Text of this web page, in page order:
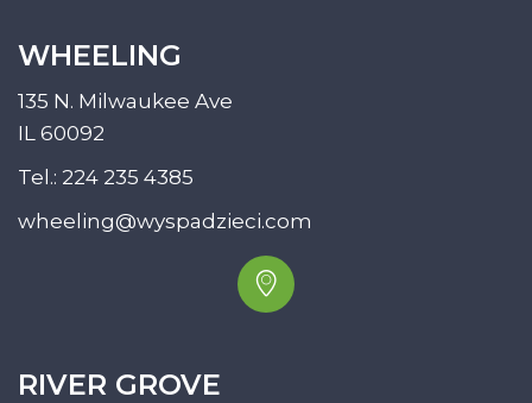
WHEELING
135 N. Milwaukee Ave
IL 60092
Tel.: 224 235 4385
wheeling@wyspadzieci.com
RIVER GROVE